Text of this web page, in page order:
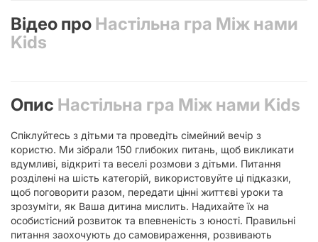
Відео про Настільна гра Між нами
Kids
Опис Настільна гра Між нами Kids
Cпіклуйтесь з дітьми та проведіть сімейний вечір з
користю. Ми зібрали 150 глибоких питань, щоб викликати
вдумливі, відкриті та веселі розмови з дітьми. Питання
розділені на шість категорій, використовуйте ці підказки,
щоб поговорити разом, передати цінні життєві уроки та
зрозуміти, як Ваша дитина мислить. Надихайте їх на
особистісний розвиток та впевненість з юності. Правильні
питання заохочують до самовираження, розвивають